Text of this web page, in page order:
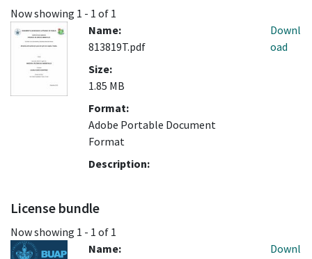
Now showing 1 - 1 of 1
Name:
813819T.pdf
Size:
1.85 MB
Format:
Adobe Portable Document
Format
Description:
Downl
oad
License bundle
Now showing 1 - 1 of 1
Name:
Downl